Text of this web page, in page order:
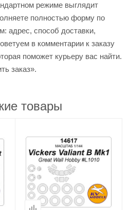
режиме выглядит
полностью форму по
адрес, способ доставки,
в комментарии к заказу
поможет курьеру вас найти.
заказ».
товары